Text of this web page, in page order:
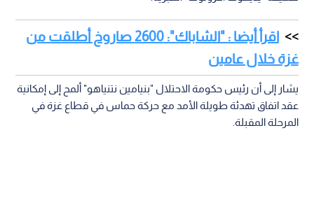
اقرأ أيضا : "الشاباك": 2600 صاروخ أطلقت من
غزة خلال عامين
يشار إلى أن رئيس حكومة الاحتلال "بنيامين نتنياهو" ألمح إلى إمكانية
عقد اتفاق تهدئة طويلة الأمد مع حركة حماس في قطاع غزة في
المرحلة المقبلة.